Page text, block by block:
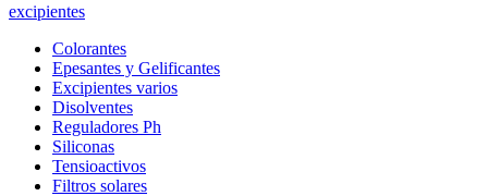
excipientes
Colorantes
Epesantes y Gelificantes
Excipientes varios
Disolventes
Reguladores Ph
Siliconas
Tensioactivos
Filtros solares